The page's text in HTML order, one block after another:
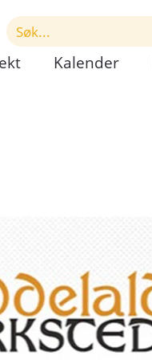
Kalender